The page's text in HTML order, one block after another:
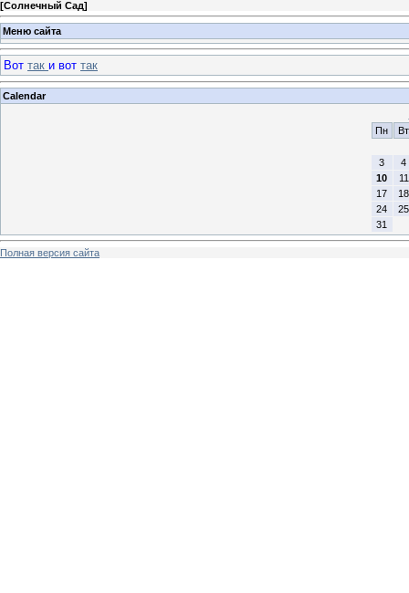
[Солнечный Сад]
Меню сайта
Вот так и вот так
Calendar
Пн
Вт
3
4
10
11
17
18
24
25
31
Полная версия сайта